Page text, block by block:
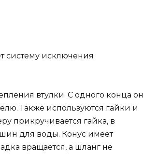
систему исключения
втулки. С одного конца он
Также используются гайки и
прикручивается гайка, в
для воды. Конус имеет
вращается, а шланг не